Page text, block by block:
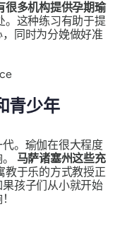
很多机构提供孕期瑜
。这种练习有助于提
同时为分娩做好准
青少年
。瑜伽在很大程度
马萨诸塞州这些充
教于乐的方式教授正
孩子们从小就开始